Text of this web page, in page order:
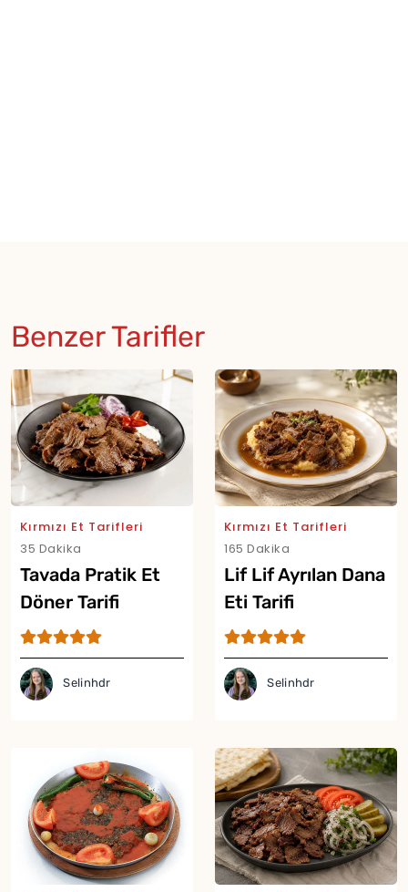
Benzer Tarifler
Kırmızı Et Tarifleri
35 Dakika
Tavada Pratik Et
Döner Tarifi
Selinhdr
Kırmızı Et Tarifleri
165 Dakika
Lif Lif Ayrılan Dana
Eti Tarifi
Selinhdr